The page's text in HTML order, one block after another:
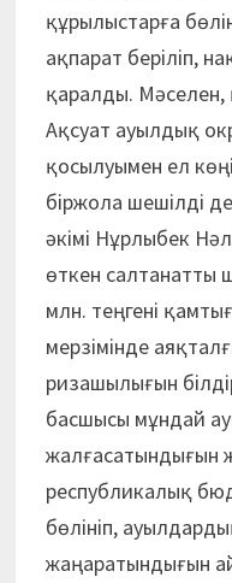
құрылыстарға
ақпарат беріліп,
қаралды. Мәселен,
Ақсуат ауылдық
қосылуымен ел
біржола шешілді
әкімі Нұрлыбек
өткен салтанатты
млн. теңгені
мерзімінде
ризашылығын
басшысы мұндай
жалғасатындығын
республикалық
бөлініп,
жаңаратындығын